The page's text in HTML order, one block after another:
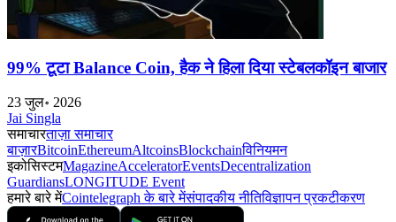
99% टूटा Balance Coin, हैक ने हिला दिया स्टेबलकॉइन बाजार
23 जुल॰ 2026
Jai Singla
समाचारताज़ा समाचार
बाज़ारBitcoinEthereumAltcoinsBlockchainविनियमन
इकोसिस्टमMagazineAcceleratorEventsDecentralization
GuardiansLONGITUDE Event
हमारे बारे मेंCointelegraph के बारे मेंसंपादकीय नीतिविज्ञापन प्रकटीकरण